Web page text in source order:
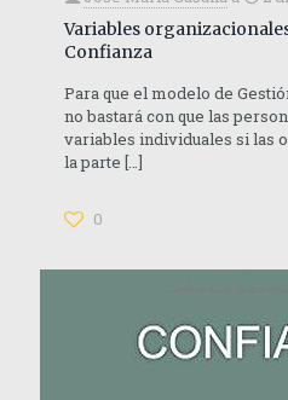
Variables
Confianza
Para que el modelo de
no bastará con que las
variables individuales si las
la parte […]
0